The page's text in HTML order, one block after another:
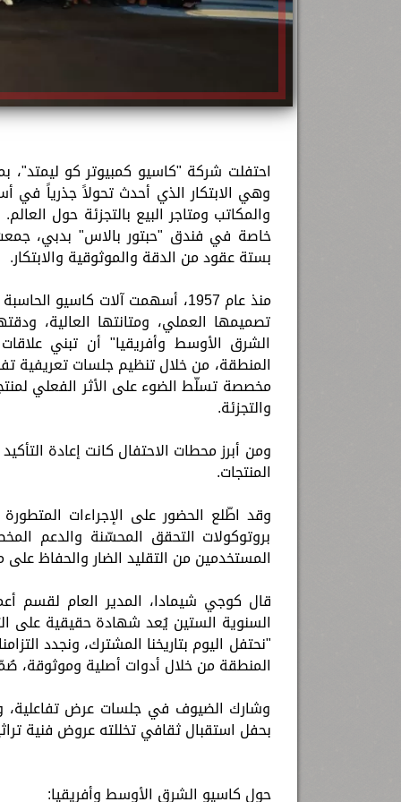
وهي الابتكار الذي أحدث تحولاً جذرياً في
والمكاتب ومتاجر البيع بالتجزئة حول
خاصة في فندق "حبتور بالاس" بدبي، جمعت
بستة عقود من الدقة والموثوقية والابتكار.
منذ عام 1957، أسهمت آلات
تصميمها العملي، ومتانتها العالية،
الشرق الأوسط وأفريقيا" أن تبني
المنطقة، من خلال تنظيم جلسات تعريفية
مخصصة تسلّط الضوء على الأثر الفعلي
والتجزئة.
ومن أبرز محطات الاحتفال كانت إعادة
المنتجات.
وقد اطّلع الحضور على الإجراءات
بروتوكولات التحقق المحسّنة والدعم
المستخدمين من التقليد الضار والحفاظ
قال كوجي شيمادا، المدير العام لقسم
السنوية الستين يُعد شهادة حقيقية على
"نحتفل اليوم بتاريخنا المشترك، ونجدد
المنطقة من خلال أدوات أصلية وموثوقة،
وشارك الضيوف في جلسات عرض تفاعلية،
بحفل استقبال ثقافي تخللته عروض فنية
حول كاسيو الشرق الأوسط وأفريقيا: